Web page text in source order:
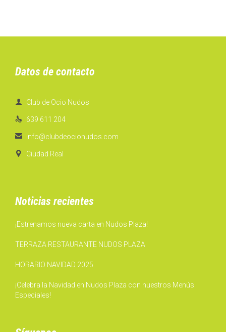
Datos de contacto
 Club de Ocio Nudos
 639 611 204
 info@clubdeocionudos.com
 Ciudad Real
Noticias recientes
¡Estrenamos nueva carta en Nudos Plaza!
TERRAZA RESTAURANTE NUDOS PLAZA
HORARIO NAVIDAD 2025
¡Celebra la Navidad en Nudos Plaza con nuestros Menús
Especiales!